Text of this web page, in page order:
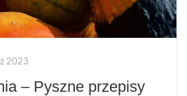
2023
– Pyszne przepisy